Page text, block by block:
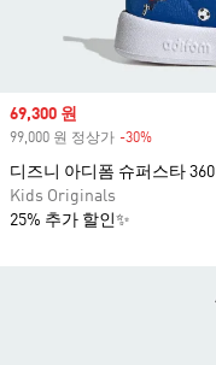
Sale price
69,300 원
99,000 원 정상가 -30%
디즈니 아디폼 슈퍼스타 360
Kids Originals
25% 추가 할인✨